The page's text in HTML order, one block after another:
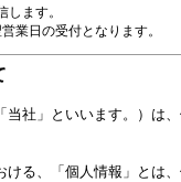
ます。
業日の受付となります。
社」といいます。）は
る、「個人情報」とは